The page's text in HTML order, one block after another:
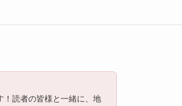
！読者の皆様と一緒に、地